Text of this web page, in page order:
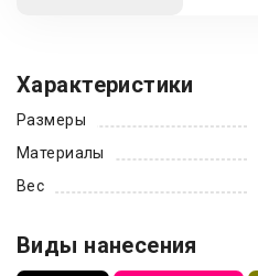
Характеристики
Размеры
Материалы
Вес
Виды нанесения